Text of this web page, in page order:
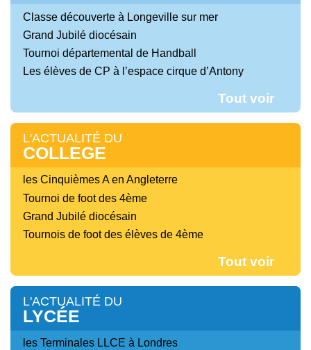
Classe découverte à Longeville sur mer
Grand Jubilé diocésain
Tournoi départemental de Handball
Les élèves de CP à l’espace cirque d’Antony
Tout voir
L'ACTUALITÉ DU
COLLEGE
les Cinquièmes A en Angleterre
Tournoi de foot des 4ème
Grand Jubilé diocésain
Tournois de foot des élèves de 4ème
Tout voir
L'ACTUALITÉ DU
LYCÉE
les Terminales LLCE à Londres